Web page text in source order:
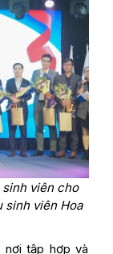
sinh viên cho
sinh viên Hoa
nơi tập hợp và